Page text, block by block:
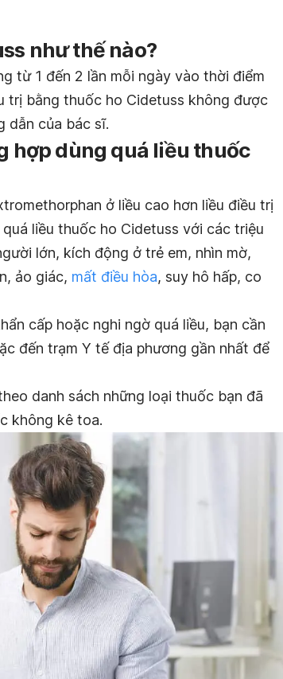
như thế nào?
từ 1 đến 2 lần mỗi ngày vào thời điểm
trị bằng thuốc ho Cidetuss không được
dẫn của bác sĩ.
hợp dùng quá liều thuốc
ở liều cao hơn liều điều trị
liều thuốc ho Cidetuss với các triệu
lớn, kích động ở trẻ em, nhìn mờ,
ảo giác, mất điều hòa, suy hô hấp, co
cấp hoặc nghi ngờ quá liều, bạn cần
đến trạm Y tế địa phương gần nhất để
danh sách những loại thuốc bạn đã
không kê toa.